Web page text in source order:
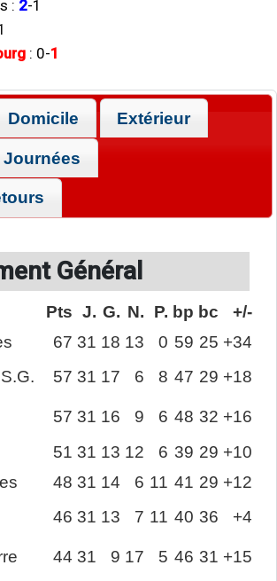
: 2-1
: 0-1
Domicile Extérieur
Journées
Général
Pts J. G. N. P. bp bc
+/-
67 31 18 13 0 59 25 +34
57 31 17 6 8 47 29 +18
57 31 16 9 6 48 32 +16
51 31 13 12 6 39 29 +10
48 31 14 6 11 41 29 +12
46 31 13 7 11 40 36 +4
44 31 9 17 5 46 31 +15